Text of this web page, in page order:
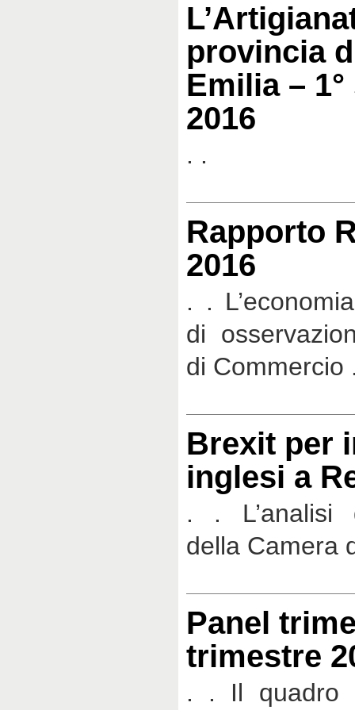
provincia
Emilia –
2016
. .
Rapporto
2016
. .
di
di Commercio
Brexit per
inglesi a
. . L’analisi
della Camera
Panel
trimestre
. . Il quadro